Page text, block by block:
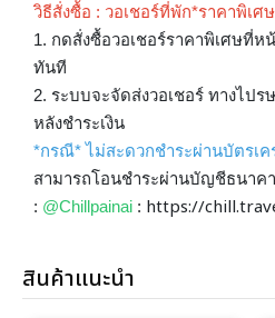
วิธีสั่งซื้อ : วอเชอร์ที่พัก*ราคาพิเศ
1. กดสั่งซื้อวอเชอร์ราคาพิเศษที่หน้
ทันที
2. ระบบจะจัดส่งวอเชอร์ ทางไป
หลังชำระเงิน
*กรณี* ไม่สะดวกชำระผ่านบัตรเ
สามารถโอนชำระผ่านบัญชีธนาค
: @Chillpainai : https://
สินค้าแนะนำ